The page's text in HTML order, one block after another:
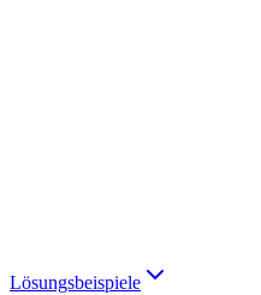
Lösungsbeispiele